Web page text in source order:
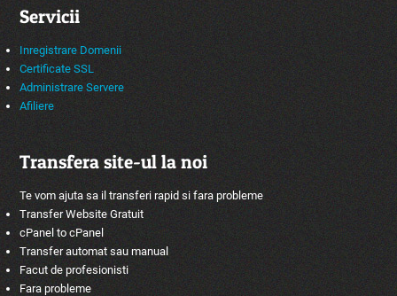
Servicii
Inregistrare Domenii
Certificate SSL
Administrare Servere
Afiliere
Transfera site-ul la noi
Te vom ajuta sa il transferi rapid si fara probleme
Transfer Website Gratuit
cPanel to cPanel
Transfer automat sau manual
Facut de profesionisti
Fara probleme